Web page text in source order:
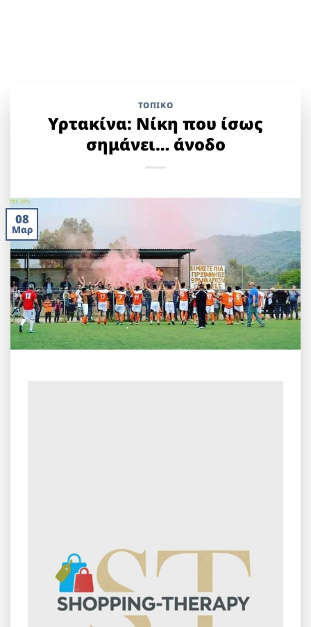
ΤΟΠΙΚΌ
Υρτακίνα: Νίκη που ίσως
σημάνει… άνοδο
08
Μαρ